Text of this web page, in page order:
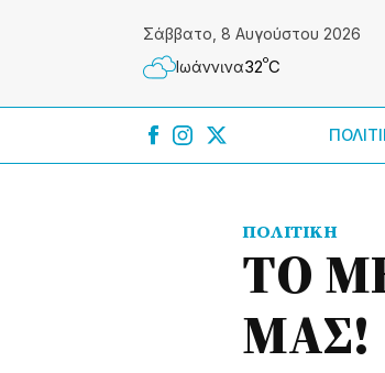
Σάββατο, 8 Αυγούστου 2026
Ιωάννɩνα32ºC
ΠΟΛΙΤΙΚΗ
ΤΟ
ΜΑΣ!